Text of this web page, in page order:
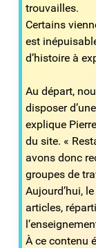
trouvailles.
Certains
est
d’histoire à
Au départ,
disposer
explique
du site. «
avons donc
groupes de
Aujourd’hui,
articles,
À ce contenu